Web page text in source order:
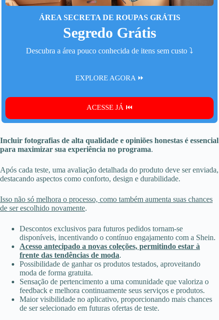
ÁREA SECRETA DE ROUPAS GRÁTIS
Segredo Grátis
Descubra a área pouco conhecida de itens sem custo ⤵️
EXPLORE AGORA ⏩
ACESSE JÁ ⏮️
Incluir fotografias de alta qualidade e opiniões honestas é essencial
para maximizar sua experiência no programa.
Após cada teste, uma avaliação detalhada do produto deve ser enviada,
destacando aspectos como conforto, design e durabilidade.
Isso não só melhora o processo, como também aumenta suas chances
de ser escolhido novamente.
Descontos exclusivos para futuros pedidos tornam-se
disponíveis, incentivando o contínuo engajamento com a Shein.
Acesso antecipado a novas coleções, permitindo estar à
frente das tendências de moda.
Possibilidade de ganhar os produtos testados, aproveitando
moda de forma gratuita.
Sensação de pertencimento a uma comunidade que valoriza o
feedback e melhora continuamente seus serviços e produtos.
Maior visibilidade no aplicativo, proporcionando mais chances
de ser selecionado em futuras ofertas de teste.